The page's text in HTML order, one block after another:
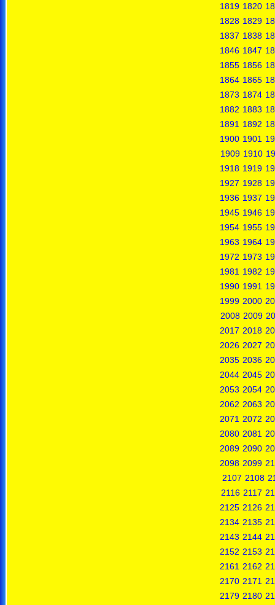
1819 1820
1828 1829
1837 1838
1846 1847
1855 1856
1864 1865
1873 1874
1882 1883
1891 1892
1900 1901
1909 1910
1918 1919
1927 1928
1936 1937
1945 1946
1954 1955
1963 1964
1972 1973
1981 1982
1990 1991
1999 2000
2008 2009
2017 2018
2026 2027
2035 2036
2044 2045
2053 2054
2062 2063
2071 2072
2080 2081
2089 2090
2098 2099
2107 2108
2116 2117
2125 2126
2134 2135
2143 2144
2152 2153
2161 2162
2170 2171
2179 2180